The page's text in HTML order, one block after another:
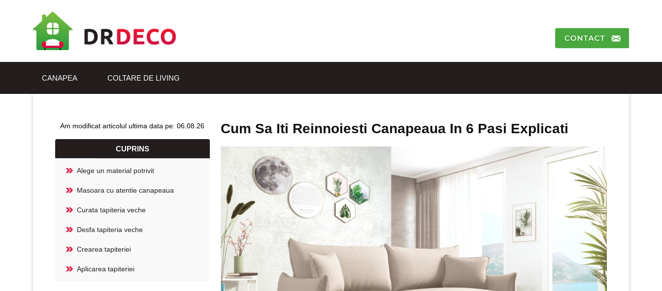
CANAPEA COLTARE DE LIVING
Am modificat articolul ultima data pe: 06.08.26
CUPRINS
Alege un material potrivit
Masoara cu atentie canapeaua
Curata tapiteria veche
Desfa tapiteria veche
Crearea tapiteriei
Aplicarea tapiteriei
Cum Sa Iti Reinnoiesti Canapeaua In 6 Pasi Explicati